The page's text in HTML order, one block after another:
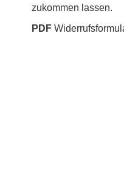
zukommen lassen.
PDF